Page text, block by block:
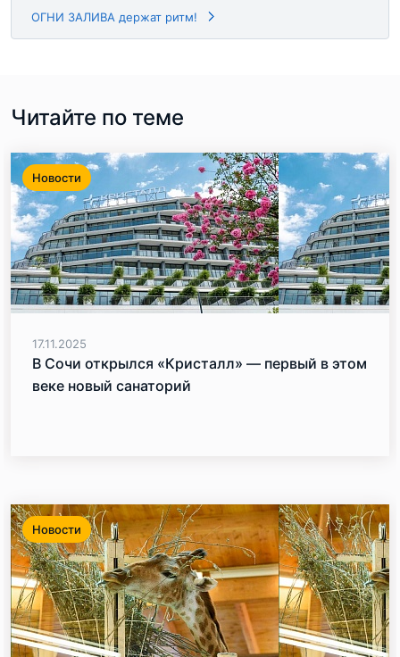
ОГНИ ЗАЛИВА держат ритм!
Читайте по теме
Новости
17.11.2025
В Сочи открылся «Кристалл» — первый в этом
веке новый санаторий
Новости